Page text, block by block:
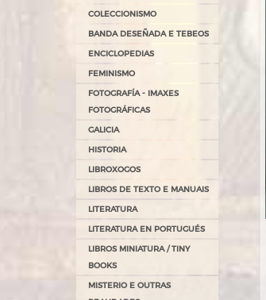
COLECCIONISMO
BANDA DESEÑADA E TEBEOS
ENCICLOPEDIAS
FEMINISMO
FOTOGRAFÍA - IMAXES
FOTOGRÁFICAS
GALICIA
HISTORIA
LIBROXOGOS
LIBROS DE TEXTO E MANUAIS
LITERATURA
LITERATURA EN PORTUGUÉS
LIBROS MINIATURA / TINY
BOOKS
MISTERIO E OUTRAS